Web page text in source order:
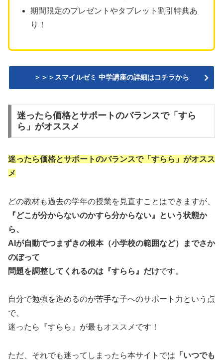
期間限定のプレゼントやタブレット割引特典あ
り！
＞＞＞スマイルゼミ 中学講座の詳細はコチラから
迷ったら価格とサポートのバランスで「すら
ら」がオススメ
迷ったら価格とサポートのバランスで「すらら」がオスス
メ
どの教材も過去の学年の授業を見直すことはできますが、
『どこが分からないのかすら分からない』という状態か
ら、
AIが自動でつまずきの根本（小学校の範囲など）までさか
のぼって
問題を調整してくれるのは『すらら』だけです。
自分で勉強を進めるのが苦手な子へのサポート力という点
で、
迷ったら『すらら』が最もオススメです！
ただ、それでも迷ってしまったら本サイトでは 「いつでも